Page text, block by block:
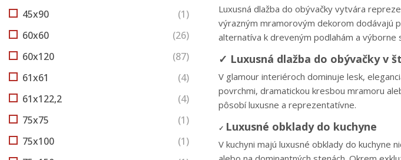
45x90
(1)
60x60
(26)
60x120
(87)
61x61
(4)
61x122,2
(4)
75x75
(1)
75x100
(1)
Luxusná dlažba do obývačky vytvára
výrazným mramorovým dekorom dodávajú
alternatíva k dreveným podlahám a
✓ Luxusná dlažba do obývačky v
V glamour interiéroch dominuje lesk,
povrchmi, dramatickou kresbou mramoru
pôsobí luxusne a reprezentatívne.
✓ Luxusné obklady do kuchyne
V kuchyni majú luxusné obklady do kuchyne